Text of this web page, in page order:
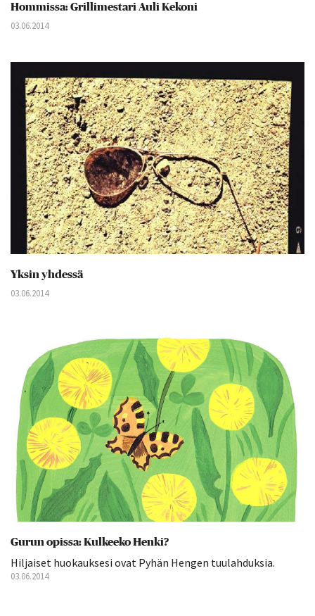
Hommissa: Grillimestari Auli Kekoni
03.06.2014
Yksin yhdessä
03.06.2014
Gurun opissa: Kulkeeko Henki?
Hiljaiset huokauksesi ovat Pyhän Hengen tuulahduksia.
03.06.2014